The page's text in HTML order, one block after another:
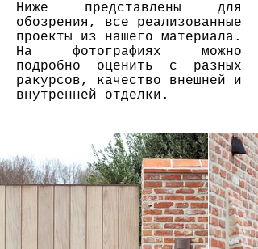
Ниже представлены для
обозрения, все реализованные
проекты из нашего материала.
На фотографиях можно
подробно оценить с разных
ракурсов, качество внешней и
внутренней отделки.